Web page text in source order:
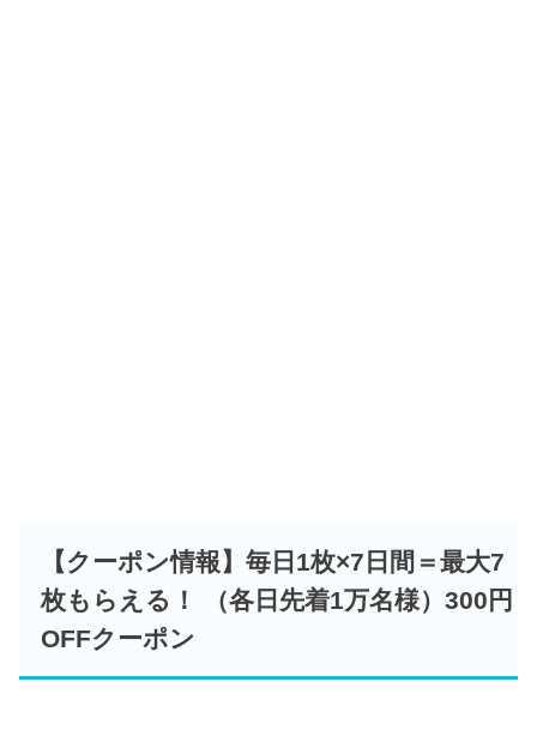
【クーポン情報】毎日1枚×7日間＝最大7
枚もらえる！ （各日先着1万名様）300円
OFFクーポン